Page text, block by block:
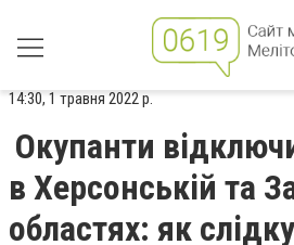
14:30, 1 травня 2022 р.
Окупанти
в Херсонській та
областях: як